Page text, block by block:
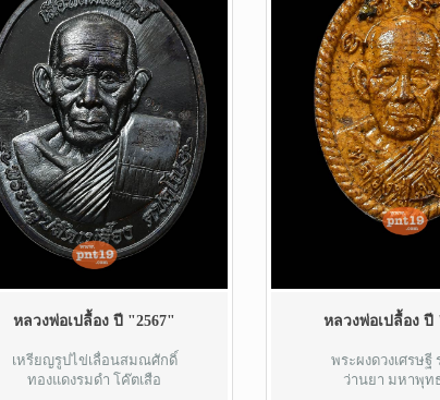
หลวงพ่อเปลื้อง ปี "2567"
เหรียญรูปไข่เลื่อนสมณศักดิ์
ทองแดงรมดำ โค๊ตเสือ
หลวงพ่อเปลื้อง ปี
พระผงดวงเศรษฐี
ว่านยา มหาพุ